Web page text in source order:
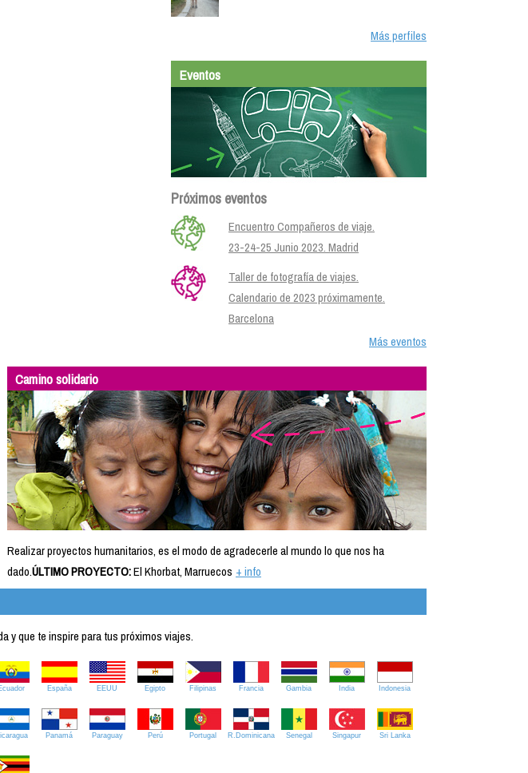
Más perfiles
Eventos
Próximos eventos
Encuentro Compañeros de viaje.
23-24-25 Junio 2023. Madrid
Taller de fotografía de viajes.
Calendario de 2023 próximamente.
Barcelona
Más eventos
Camino solidario
Realizar proyectos humanitarios, es el modo de agradecerle al mundo lo que nos ha
dado.ÚLTIMO PROYECTO:El Khorbat, Marruecos + info
y que te inspire para tus próximos viajes.
España EEUU Egipto Filipinas Francia Gambia India Indonesia
Panamá Paraguay Perú Portugal R.Dominicana Senegal Singapur Sri Lanka